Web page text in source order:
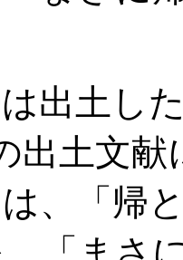
出土し
出土文
、「帰